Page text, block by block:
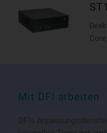
Mit DFI arbeiten
DFIs